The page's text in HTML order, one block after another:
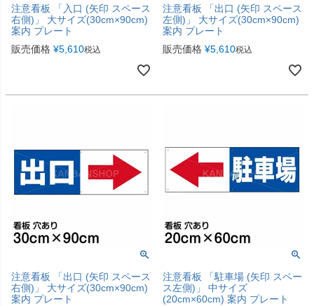
注意看板 「入口 (矢印 スペース
右側)」 大サイズ(30cm×90cm)
案内 プレート
販売価格 ¥5,610税込
注意看板 「出口 (矢印 スペース
左側)」 大サイズ(30cm×90cm)
案内 プレート
販売価格 ¥5,610税込
注意看板 「出口 (矢印 スペース
右側)」 大サイズ(30cm×90cm)
案内 プレート
注意看板 「駐車場 (矢印 スペー
ス左側)」 中サイズ
(20cm×60cm) 案内 プレート